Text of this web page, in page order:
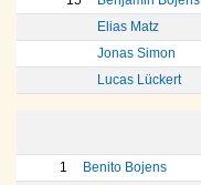
Elias Matz
Jonas Simon
Lucas Lückert
1 Benito Bojens